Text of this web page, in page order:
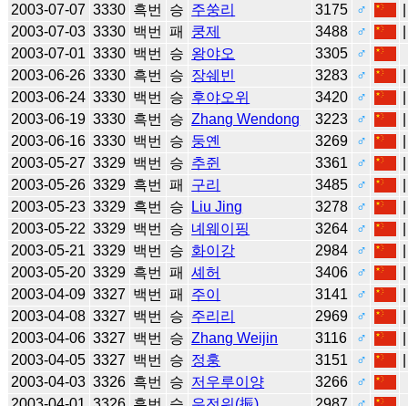
2003-07-07 3330 흑번 승 주쑹리 3175 ♂
2003-07-03 3330 백번 패 쿵제 3488 ♂
2003-07-01 3330 백번 승 왕야오 3305
♂
2003-06-26 3330 흑번 승 장쉐빈 3283 ♂
2003-06-24 3330 백번 승 후야오위 3420 ♂
2003-06-19 3330 흑번 승 Zhang Wendong 3223 ♂
2003-06-16 3330 백번 승 둥옌 3269 ♂
2003-05-27 3329 백번 승 추쥔 3361 ♂
2003-05-26 3329 흑번 패 구리 3485 ♂
2003-05-23 3329 흑번 승 Liu Jing 3278 ♂
2003-05-22 3329 백번 승 녜웨이핑 3264 ♂
2003-05-21 3329 백번 승 화이강 2984 ♂
2003-05-20 3329 흑번 패 셰허 3406 ♂
2003-04-09 3327 백번 패 주이 3141 ♂
2003-04-08 3327 백번 승 주리리 2969 ♂
2003-04-06 3327 백번 승 Zhang Weijin 3116 ♂
2003-04-05 3327 백번 승 정훙 3151 ♂
2003-04-03 3326 흑번 승 저우루이양 3266
♂